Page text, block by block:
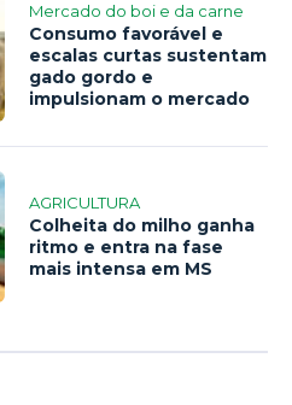
Mercado do boi e da carne
Consumo favorável e
escalas curtas sustentam
gado gordo e
impulsionam o mercado
AGRICULTURA
Colheita do milho ganha
ritmo e entra na fase
mais intensa em MS